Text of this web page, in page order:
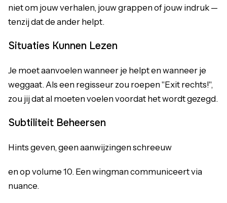
niet om jouw verhalen, jouw grappen of jouw indruk —
tenzij dat de ander helpt.
Situaties Kunnen Lezen
Je moet aanvoelen wanneer je helpt en wanneer je
weggaat. Als een regisseur zou roepen "Exit rechts!",
zou jij dat al moeten voelen voordat het wordt gezegd.
Subtiliteit Beheersen
Hints geven, geen aanwijzingen schreeuw
en op volume 10. Een wingman communiceert via
nuance.